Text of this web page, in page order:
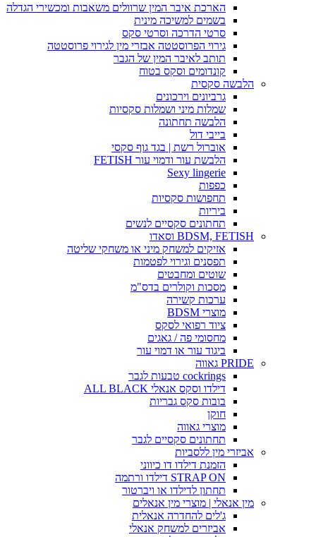
הארכת איבר המין שרוולים משאבות ומכשירי הגדלה
בשמים למשיכה מינית
סרטי הדרכה וסרטי סקס
גירוי הפרוסטטה אבזרי מין לגירוי פרוסטטה
תותב לאיבר המין של הגבר
קונדומים וסקס בטוח
הלבשה סקסית
גרביונים וירכונים
שמלות מיני ושמלות סקסיות
הלבשה תחתונה
בייבי דול
אוברול רשת | בגד גוף סקסי
הלבשת עור ודמוי עור FETISH
Sexy lingerie
כפפות
תחפושות סקסיות
ביריות
תחתונים סקסיים לנשים
BDSM, FETISH וסאדו
אזיקים למשחק מיני או משחקי שליטה
תפסנים וגירוי לפטמות
שוטים ומחבטים
מסכות וקולרים בדס"מ
ערכות קשירה
מוצרי BDSM
ציוד רפואי לסקס
מחסומי פה / גאגים
ביגוד עור או דמוי עור
PRIDE גאווה
cockrings טבעות לגבר
דילדו וסקס אנאלי ALL BLACK
בובות סקס גבריות
חוקן
מוצרי גאווה
תחתונים סקסיים לגבר
אביזרי מין ללסביות
הזמנת דילדו דו כיווני
STRAP ON דילדו ורתמה
תחתון לדילדו או ויברטור
מין אנאלי | מוצרי מין אנאלים
ג'לים להחדרה אנאלית
אביזרים למשחק אנאלי